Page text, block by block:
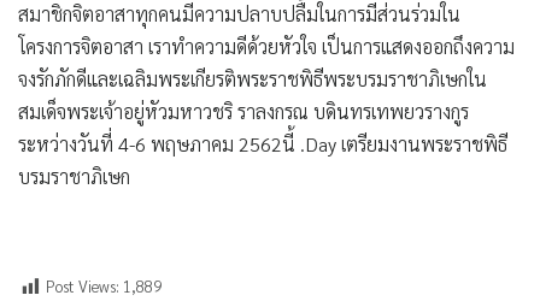
สมาชิกจิตอาสาทุกคนมีความปลาบปลื้มในการมีส่วนร่วมใน
โครงการจิตอาสา เราทำความดีด้วยหัวใจ เป็นการแสดงออกถึงความ
จงรักภักดีและเฉลิมพระเกียรติพระราชพิธีพระบรมราชาภิเษกใน
สมเด็จพระเจ้าอยู่หัวมหาวชริ ราลงกรณ บดินทรเทพยวรางกูร
ระหว่างวันที่ 4-6 พฤษภาคม 2562นี้ .Day เตรียมงานพระราชพิธี
บรมราชาภิเษก
Post Views: 1,889